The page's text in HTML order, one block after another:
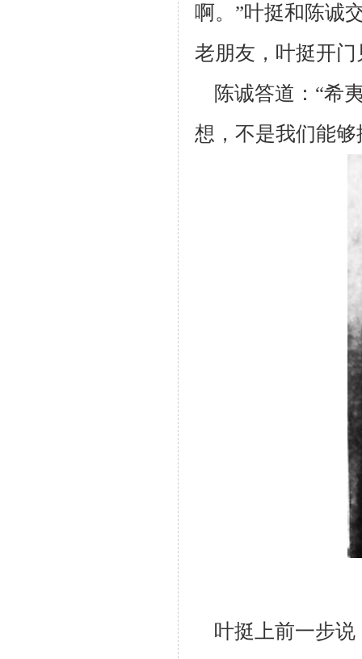
啊。”叶挺和陈诚
老朋友，叶挺开
陈诚答道：“希
想，不是我们能
叶挺上前一步说